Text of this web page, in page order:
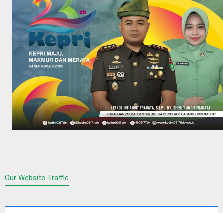
Our Website Traffic